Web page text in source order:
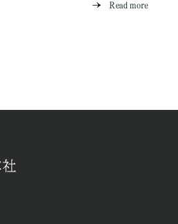
Read more